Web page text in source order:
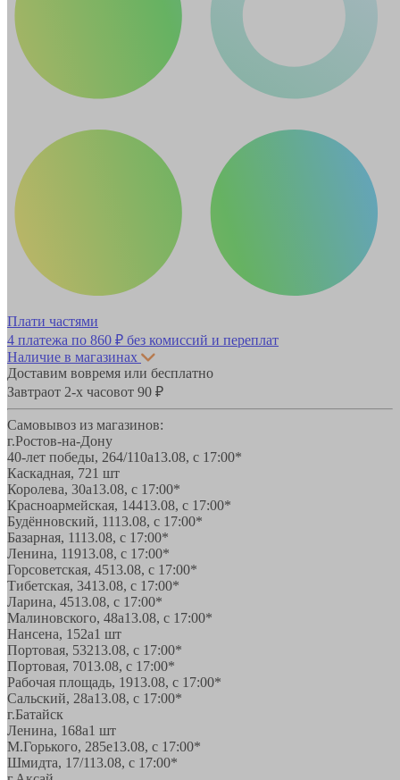
Плати частями
4 платежа по 860 ₽ без комиссий и переплат
Наличие в магазинах
Доставим вовремя или бесплатно
Завтраот 2-х часовот 90 ₽
Самовывоз из магазинов:
г.Ростов-на-Дону
40-лет победы, 264/110а13.08, с 17:00*
Каскадная, 721 шт
Королева, 30а13.08, с 17:00*
Красноармейская, 14413.08, с 17:00*
Будённовский, 1113.08, с 17:00*
Базарная, 1113.08, с 17:00*
Ленина, 11913.08, с 17:00*
Горсоветская, 4513.08, с 17:00*
Тибетская, 3413.08, с 17:00*
Ларина, 4513.08, с 17:00*
Малиновского, 48а13.08, с 17:00*
Нансена, 152а1 шт
Портовая, 53213.08, с 17:00*
Портовая, 7013.08, с 17:00*
Рабочая площадь, 1913.08, с 17:00*
Сальский, 28a13.08, с 17:00*
г.Батайск
Ленина, 168а1 шт
М.Горького, 285е13.08, с 17:00*
Шмидта, 17/113.08, с 17:00*